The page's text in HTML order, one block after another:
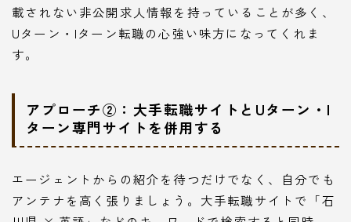
載されない非公開求人情報を持っていることが多く、
Uターン・Iターン転職の心強い味方になってくれま
す。
アプローチ②：大手転職サイトとUターン・I
ターン専門サイトを併用する
エージェントからの紹介を待つだけでなく、自分でも
アンテナを高く張りましょう。大手転職サイトで「石